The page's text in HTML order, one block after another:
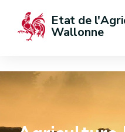
Etat de
Wallonne